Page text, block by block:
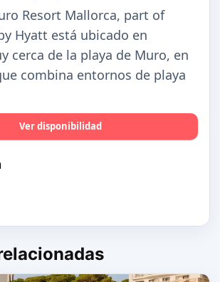
Resort Mallorca, part of
Hyatt está ubicado en
cerca de la playa de Muro, en
combina entornos de playa
Ver disponibilidad